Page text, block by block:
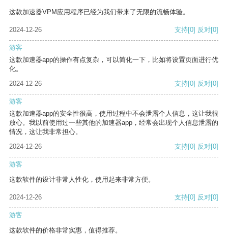
这款加速器VPM应用程序已经为我们带来了无限的流畅体验。
2024-12-26 支持[0] 反对[0]
游客
这款加速器app的操作有点复杂，可以简化一下，比如将设置页面进行优
化。
2024-12-26
支持[0] 反对[0]
游客
这款加速器app的安全性很高，使用过程中不会泄露个人信息，这让我很
放心。我以前使用过一些其他的加速器app，经常会出现个人信息泄露的
情况，这让我非常担心。
2024-12-26
支持[0] 反对[0]
游客
这款软件的设计非常人性化，使用起来非常方便。
2024-12-26 支持[0] 反对[0]
游客
这款软件的价格非常实惠，值得推荐。